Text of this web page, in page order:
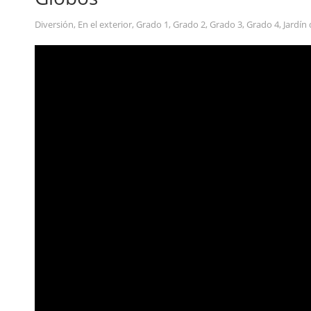
Diversión, En el exterior, Grado 1, Grado 2, Grado 3, Grado 4, Jardín